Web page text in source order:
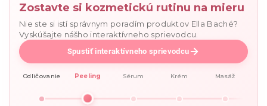
Zostavte si kozmetickú rutinu na mieru
Nie ste si istí správnym poradím produktov Ella Baché?
Vyskúšajte nášho interaktívneho sprievodcu.
Spustiť interaktívneho sprievodcu
Odličovanie Peeling Sérum Krém Masáž